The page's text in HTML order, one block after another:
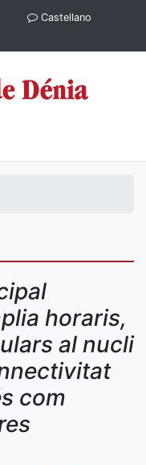
Castellano
horaris,
al nucli
com